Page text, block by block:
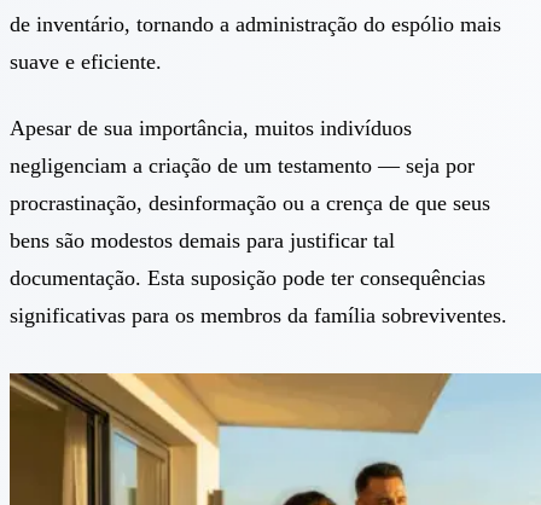
de inventário, tornando a administração do espólio mais
suave e eficiente.
Apesar de sua importância, muitos indivíduos
negligenciam a criação de um testamento — seja por
procrastinação, desinformação ou a crença de que seus
bens são modestos demais para justificar tal
documentação. Esta suposição pode ter consequências
significativas para os membros da família sobreviventes.